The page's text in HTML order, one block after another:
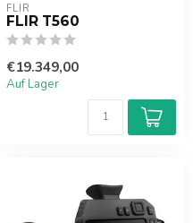
FLIR
FLIR T560
€19.349,00
Auf Lager